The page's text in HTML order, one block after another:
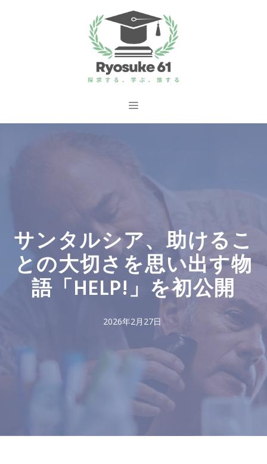
ス
メ
サンタルシア、助けるこ
との大切さを思い出す物
語「HELP!」を初公開
2026年2月27日